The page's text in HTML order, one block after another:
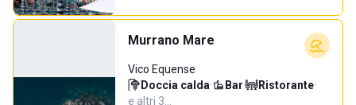
Murrano Mare
Vico Equense
Doccia calda· Bar· Ristorante·
e altri 3…